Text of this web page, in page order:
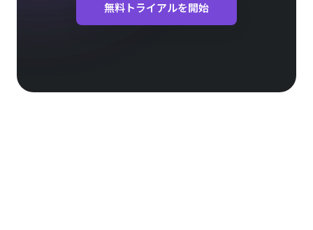
無料トライアルを開始